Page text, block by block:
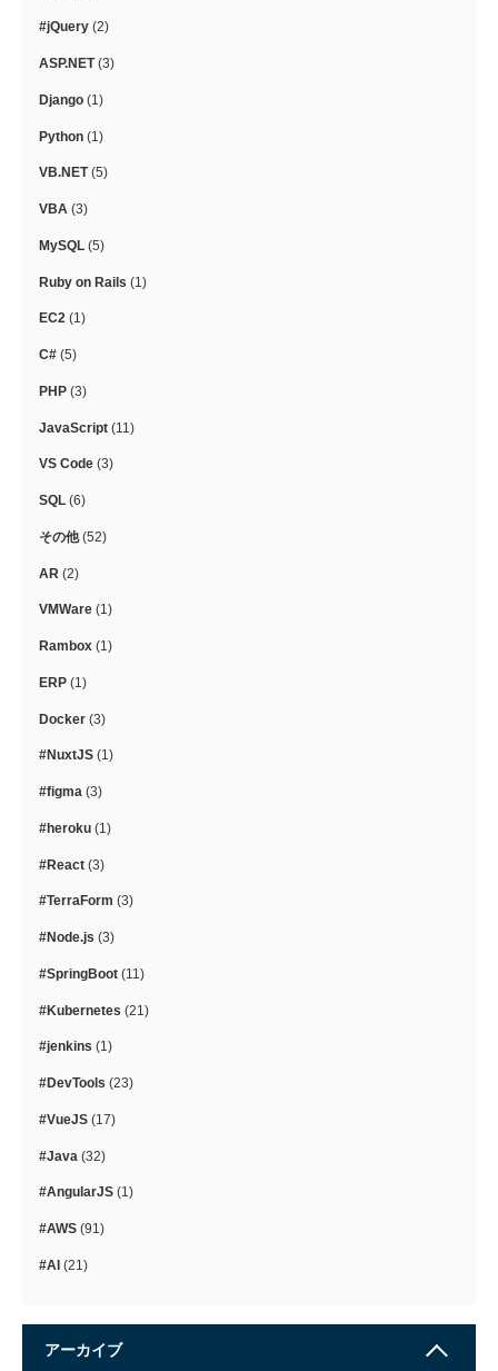
#jQuery (2)
ASP.NET(3)
Django (1)
Python (1)
VB.NET(5)
VBA (3)
MySQL (5)
Ruby on Rails (1)
EC2 (1)
C# (5)
PHP (3)
JavaScript (11)
VS Code (3)
SQL (6)
その他(52)
AR (2)
VMWare (1)
Rambox (1)
ERP (1)
Docker (3)
#NuxtJS (1)
#figma (3)
#heroku (1)
#React (3)
#TerraForm (3)
#Node.js (3)
#SpringBoot (11)
#Kubernetes (21)
#jenkins (1)
#DevTools (23)
#VueJS (17)
#Java (32)
#AngularJS (1)
#AWS (91)
#AI (21)
アーカイブ